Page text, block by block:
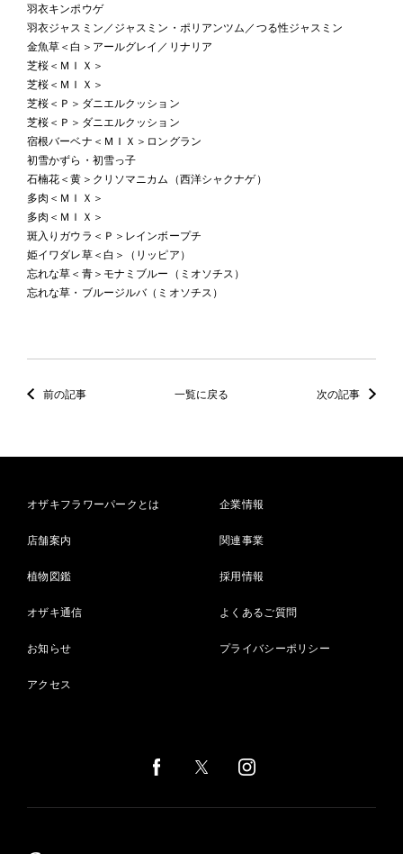
羽衣キンポウゲ
羽衣ジャスミン／ジャスミン・ポリアンツム／つる性ジャスミン
金魚草＜白＞アールグレイ／リナリア
芝桜＜ＭＩＸ＞
芝桜＜ＭＩＸ＞
芝桜＜Ｐ＞ダニエルクッション
芝桜＜Ｐ＞ダニエルクッション
宿根バーベナ＜ＭＩＸ＞ロングラン
初雪かずら・初雪っ子
石楠花＜黄＞クリソマニカム（西洋シャクナゲ）
多肉＜ＭＩＸ＞
多肉＜ＭＩＸ＞
斑入りガウラ＜Ｐ＞レインボープチ
姫イワダレ草＜白＞（リッピア）
忘れな草＜青＞モナミブルー（ミオソチス）
忘れな草・ブルージルバ（ミオソチス）
前の記事 一覧に戻る 次の記事
オザキフラワーパークとは
店舗案内
植物図鑑
オザキ通信
お知らせ
アクセス
企業情報
関連事業
採用情報
よくあるご質問
プライバシーポリシー